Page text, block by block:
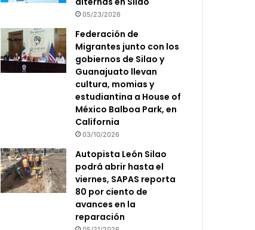
05/23/2026
Federación de
Migrantes junto con los
gobiernos de Silao y
Guanajuato llevan
cultura, momias y
estudiantina a House of
México Balboa Park, en
California
03/10/2026
Autopista León Silao
podrá abrir hasta el
viernes, SAPAS reporta
80 por ciento de
avances en la
reparación